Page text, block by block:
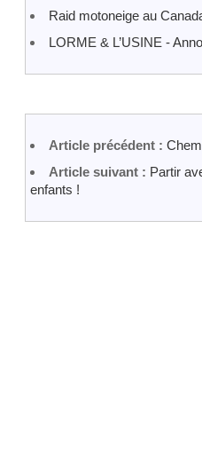
Raid motoneige au
LORME & L’USINE -
Article précédent :
Article suivant : Partir
enfants !